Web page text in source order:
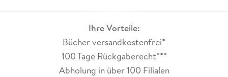
Ihre Vorteile:
Bücher versandkostenfrei*
100 Tage Rückgaberecht***
Abholung in über 100 Filialen